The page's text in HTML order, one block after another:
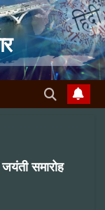
जयंती समारोह